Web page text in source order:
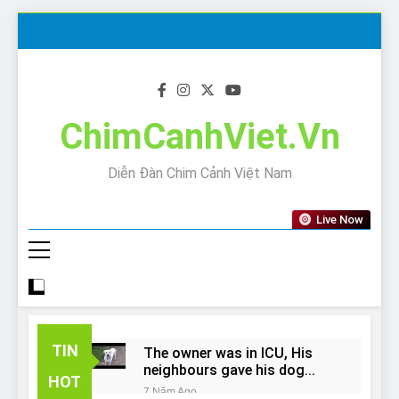
ChimCanhViet.Vn
Diễn Đàn Chim Cảnh Việt Nam
Live Now
TIN
HOT
The owner was in ICU, His
neighbours gave his dog
away!
7 Năm Ago